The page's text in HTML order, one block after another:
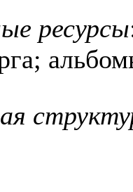
ресурсы